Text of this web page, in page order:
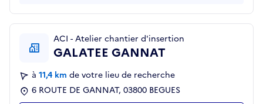
ACI - Atelier chantier d'insertion
GALATEE GANNAT
à 11,4 km de votre lieu de recherche
6 ROUTE DE GANNAT, 03800 BEGUES